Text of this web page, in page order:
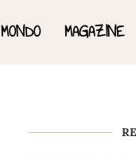
MONDO MAGAZINE